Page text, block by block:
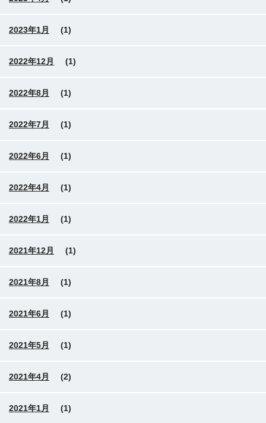
2023年1月 (1)
2022年12月 (1)
2022年8月 (1)
2022年7月 (1)
2022年6月 (1)
2022年4月 (1)
2022年1月 (1)
2021年12月 (1)
2021年8月 (1)
2021年6月 (1)
2021年5月 (1)
2021年4月 (2)
2021年1月 (1)